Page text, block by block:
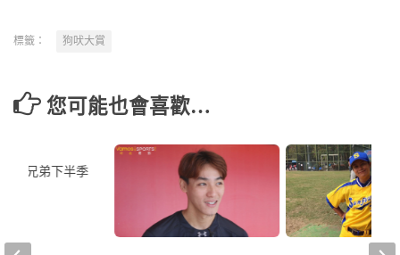
標籤： 狗吠大賞
您可能也會喜歡…
信兄弟下半季